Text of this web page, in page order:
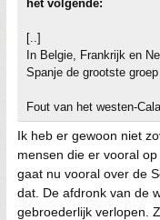
het volgende:
[..]
In Belgie, Frankrijk en
Spanje de grootste
Fout van het westen-
Ik heb er gewoon niet
mensen die er vooral
gaat nu vooral over de
dat. De afdronk van de
gebroederlijk verlopen.